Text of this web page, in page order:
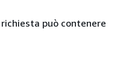
può contenere